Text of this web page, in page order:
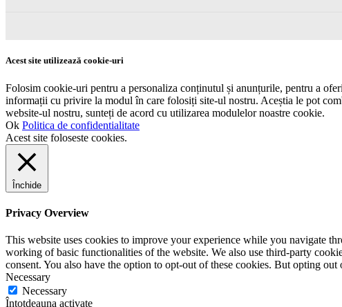
Acest site utilizează cookie-uri
Folosim cookie-uri pentru a personaliza conținutul și anunțurile, pentru a
informații cu privire la modul în care folosiți site-ul nostru. Aceștia le pot
website-ul nostru, sunteți de acord cu utilizarea modulelor noastre cookie.
Ok Politica de confidentialitate
Acest site foloseste cookies.
Închide
Privacy Overview
This website uses cookies to improve your experience while you navigate
working of basic functionalities of the website. We also use third-party
consent. You also have the option to opt-out of these cookies. But opting
Necessary
Necessary
Întotdeauna activate